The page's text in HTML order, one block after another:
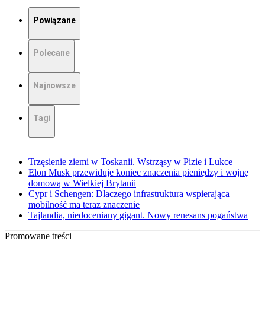
Powiązane
Polecane
Najnowsze
Tagi
Trzęsienie ziemi w Toskanii. Wstrząsy w Pizie i Lukce
Elon Musk przewiduje koniec znaczenia pieniędzy i wojnę
domową w Wielkiej Brytanii
Cypr i Schengen: Dlaczego infrastruktura wspierająca
mobilność ma teraz znaczenie
Tajlandia, niedoceniany gigant. Nowy renesans pogaństwa
Promowane treści